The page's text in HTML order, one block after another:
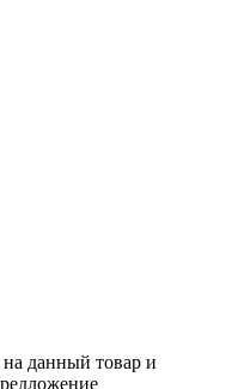
на данный товар и